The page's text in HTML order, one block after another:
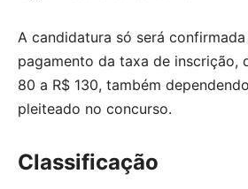
A candidatura só será
pagamento da taxa de inscrição,
80 a R$ 130, também
pleiteado no concurso.
Classificação